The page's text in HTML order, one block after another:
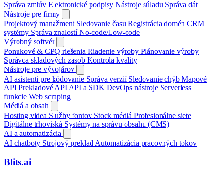
Správa zmlúv Elektronické podpisy Nástroje súladu Správa dát
Nástroje pre firmy
Projektový manažment Sledovanie času Registrácia domén CRM
systémy Správa znalostíNo-code/Low-code
Výrobný softvér
Ponukové & CPQ riešenia Riadenie výroby Plánovanie výroby
Správca skladových zásob Kontrola kvality
Nástroje pre vývojárov
AI asistenti pre kódovanie Správa verzií Sledovanie chýb Mapové
API Prekladové API API a SDK DevOps nástroje Serverless
funkcie Web scraping
Médiá a obsah
Hosting videa Služby fontov Stock médiá Profesionálne siete
Digitálne trhoviská Systémy na správu obsahu (CMS)
AI a automatizácia
AI chatboty Strojový preklad Automatizácia pracovných tokov
Blits.ai